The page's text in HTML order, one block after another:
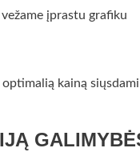
įprastu grafiku
kainą